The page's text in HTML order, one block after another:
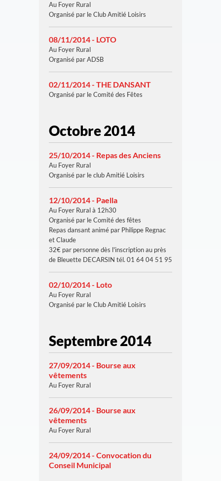
Au Foyer Rural
Organisé par le Club Amitié Loisirs
08/11/2014 - LOTO
Au Foyer Rural
Organisé par ADSB
02/11/2014 - THE DANSANT
Organisé par le Comité des Fêtes
Octobre 2014
25/10/2014 - Repas des Anciens
Au Foyer Rural
Organisé par le club Amitié Loisirs
12/10/2014 - Paella
Au Foyer Rural à 12h30
Organisé par le Comité des fêtes
Repas dansant animé par Philippe Regnac
et Claude
32€ par personne dès l'inscription au près
de Bleuette DECARSIN tél. 01 64 04 51 95
02/10/2014 - Loto
Au Foyer Rural
Organisé par le Club Amitié Loisirs
Septembre 2014
27/09/2014 - Bourse aux
vêtements
Au Foyer Rural
26/09/2014 - Bourse aux
vêtements
Au Foyer Rural
24/09/2014 - Convocation du
Conseil Municipal